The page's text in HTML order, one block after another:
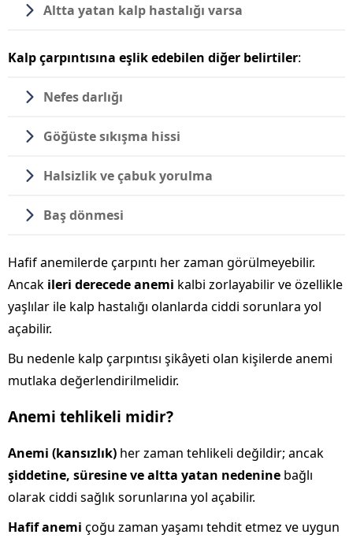
Altta yatan kalp hastalığı varsa
Kalp çarpıntısına eşlik edebilen diğer belirtiler:
Nefes darlığı
Göğüste sıkışma hissi
Halsizlik ve çabuk yorulma
Baş dönmesi
Hafif anemilerde çarpıntı her zaman görülmeyebilir.
Ancak ileri derecede anemi kalbi zorlayabilir ve özellikle
yaşlılar ile kalp hastalığı olanlarda ciddi sorunlara yol
açabilir.
Bu nedenle kalp çarpıntısı şikâyeti olan kişilerde anemi
mutlaka değerlendirilmelidir.
Anemi tehlikeli midir?
Anemi (kansızlık) her zaman tehlikeli değildir; ancak
şiddetine, süresine ve altta yatan nedenine bağlı
olarak ciddi sağlık sorunlarına yol açabilir.
Hafif anemi çoğu zaman yaşamı tehdit etmez ve uygun